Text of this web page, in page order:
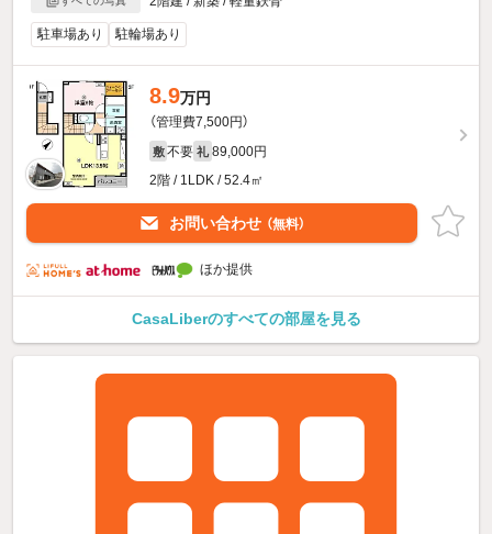
駐車場あり 駐輪場あり
8.9万円
（管理費7,500円）
敷 不要 礼 89,000円
2階 / 1LDK / 52.4㎡
お問い合わせ （無料）
ほか提供
CasaLiberのすべての部屋を見る